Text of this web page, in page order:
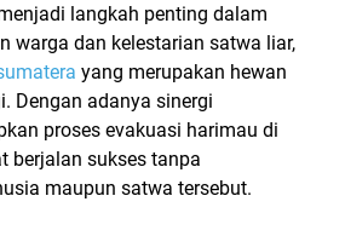
langkah penting dalam
warga dan kelestarian satwa liar,
yang merupakan hewan
Dengan adanya sinergi
proses evakuasi harimau di
berjalan sukses tanpa
maupun satwa tersebut.